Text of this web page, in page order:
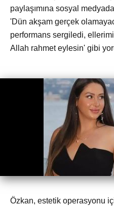
paylaşımına sosyal
'Dün akşam gerçek
performans sergiledi,
Allah rahmet eylesin' gibi
Özkan, estetik operasyonu